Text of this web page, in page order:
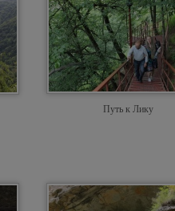
Путь к Лику